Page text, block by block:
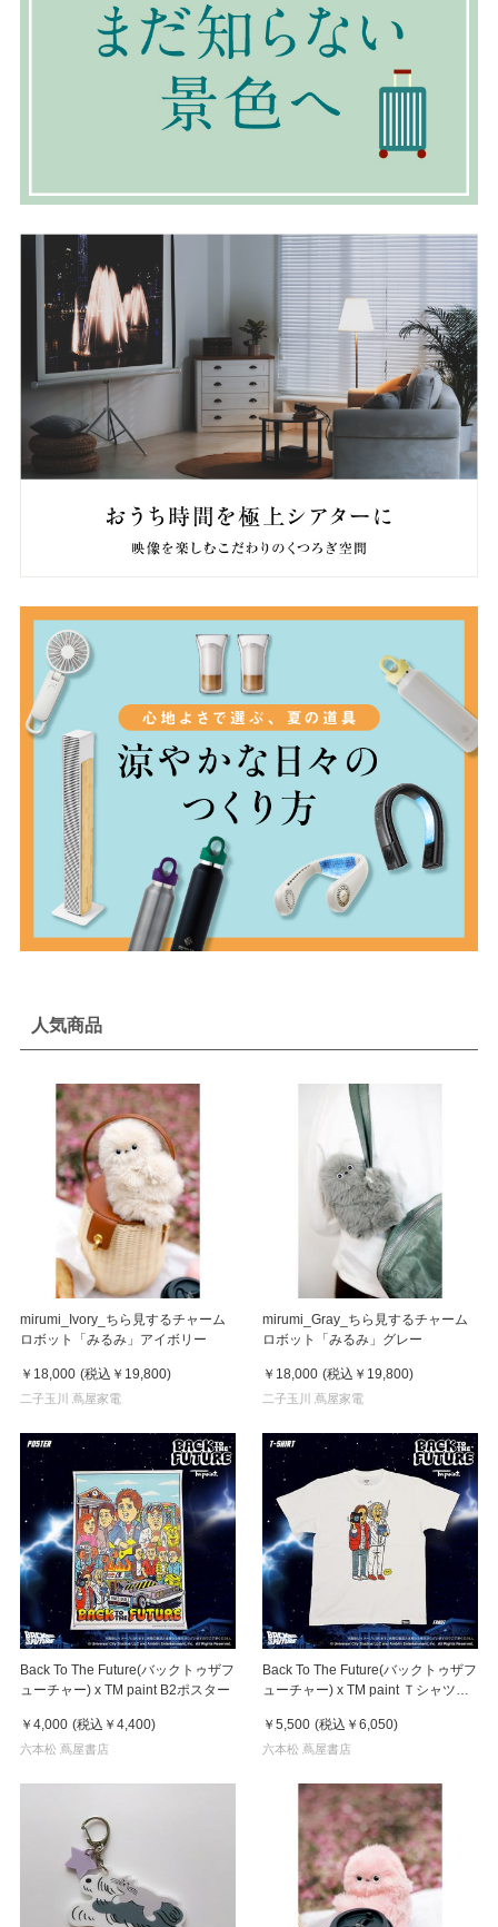
人気商品
mirumi_Ivory_ちら見するチャーム
ロボット「みるみ」アイボリー
￥18,000 (税込 ￥19,800)
二子玉川 蔦屋家電
mirumi_Gray_ちら見するチャーム
ロボット「みるみ」グレー
￥18,000 (税込 ￥19,800)
二子玉川 蔦屋家電
Back To The Future(バックトゥザフ
ューチャー) x TM paint B2ポスター
￥4,000 (税込 ￥4,400)
六本松 蔦屋書店
Back To The Future(バックトゥザフ
ューチャー) x TM paint Ｔシャツ
￥5,500 (税込 ￥6,050)
六本松 蔦屋書店